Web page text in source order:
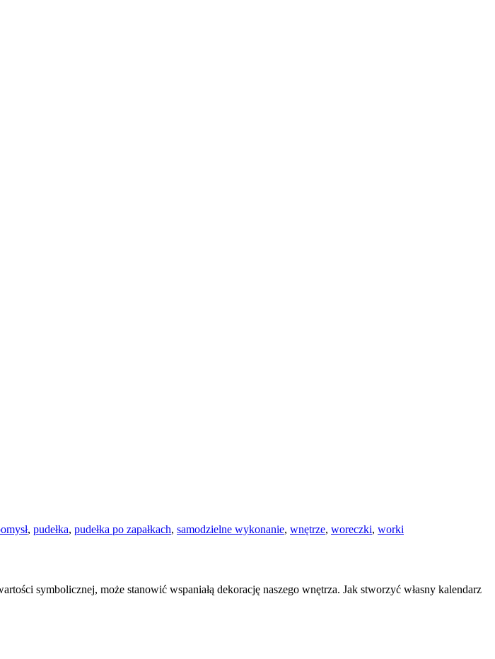
, pudełka, pudełka po zapałkach, samodzielne wykonanie, wnętrze, woreczki, worki
symbolicznej, może stanowić wspaniałą dekorację naszego wnętrza. Jak stworzyć własny kalendarz